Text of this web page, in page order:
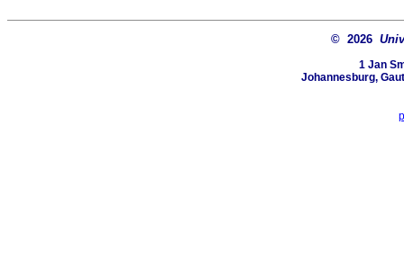
© 2026
1 Jan
Johannesburg,